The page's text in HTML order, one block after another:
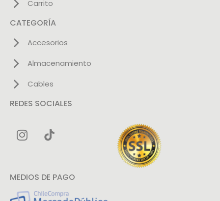
Carrito
CATEGORÍA
Accesorios
Almacenamiento
Cables
REDES SOCIALES
MEDIOS DE PAGO